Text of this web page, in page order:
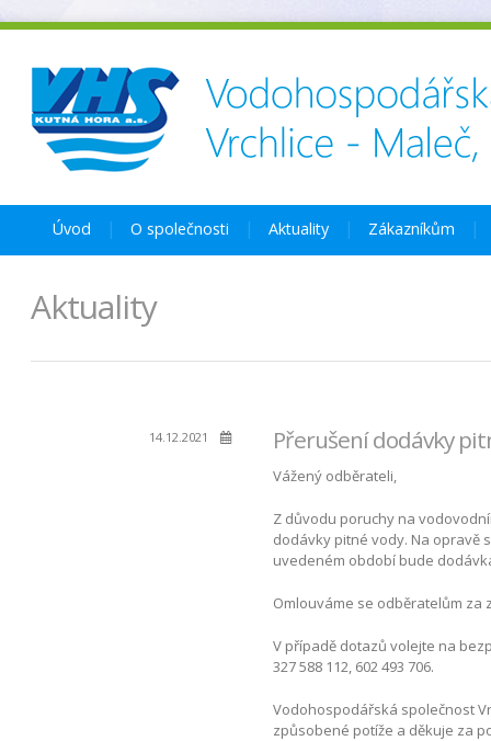
Úvod O společnosti Aktuality Zákazníkům
Aktuality
14.12.2021 Přerušení dodávky
Vážený odběrateli,
Z důvodu poruchy na
dodávky pitné vody. Na opravě
uvedeném období bude
Omlouváme se odběratelům
V případě dotazů volejte na
327 588 112, 602 493 706.
Vodohospodářská společnost
způsobené potíže a děkuje za